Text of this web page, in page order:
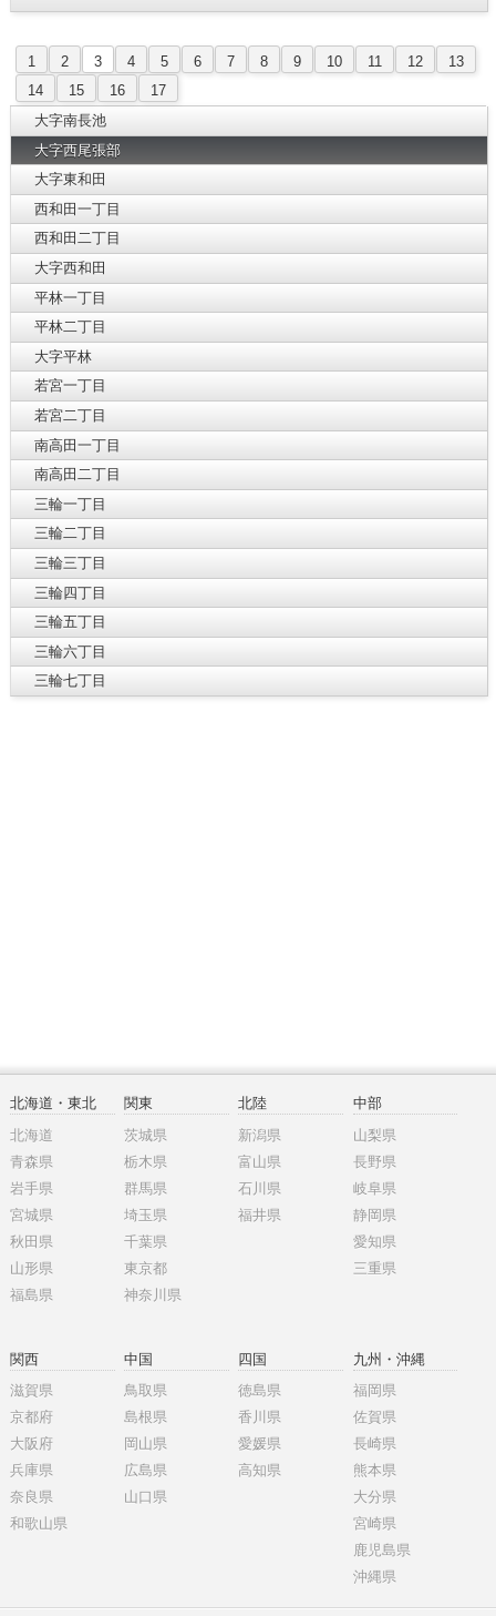
1 2 3 4 5 6 7 8 9 10 11 12
13
14
15 16
17
大字南長池
大字西尾張部
大字東和田
西和田一丁目
西和田二丁目
大字西和田
平林一丁目
平林二丁目
大字平林
若宮一丁目
若宮二丁目
南高田一丁目
南高田二丁目
三輪一丁目
三輪二丁目
三輪三丁目
三輪四丁目
三輪五丁目
三輪六丁目
三輪七丁目
北海道・東北
北海道
青森県
岩手県
宮城県
秋田県
山形県
福島県
関東
茨城県
栃木県
群馬県
埼玉県
千葉県
東京都
神奈川県
北陸
新潟県
富山県
石川県
福井県
中部
山梨県
長野県
岐阜県
静岡県
愛知県
三重県
関西
滋賀県
京都府
大阪府
兵庫県
奈良県
和歌山県
中国
鳥取県
島根県
岡山県
広島県
山口県
四国
徳島県
香川県
愛媛県
高知県
九州・沖縄
福岡県
佐賀県
長崎県
熊本県
大分県
宮崎県
鹿児島県
沖縄県